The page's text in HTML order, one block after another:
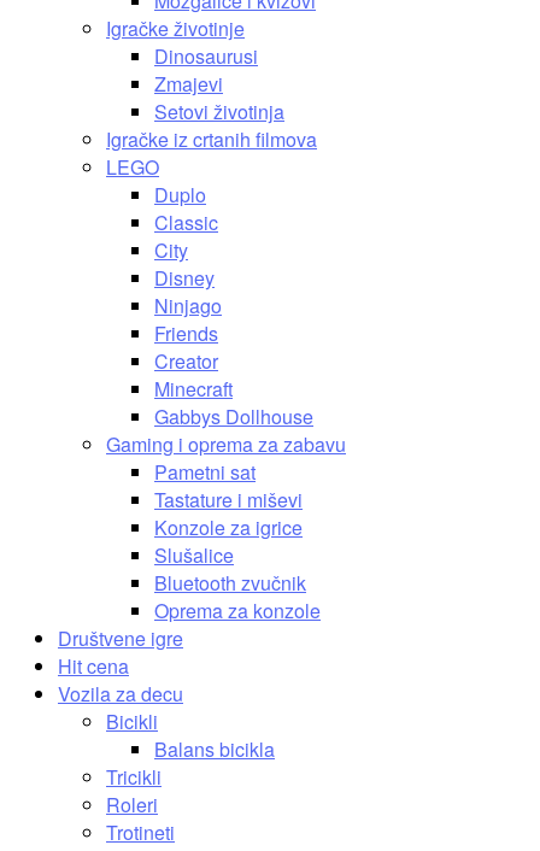
Igračke životinje
Dinosaurusi
Zmajevi
Setovi životinja
Igračke iz crtanih filmova
LEGO
Duplo
Classic
City
Disney
Ninjago
Friends
Creator
Minecraft
Gabbys Dollhouse
Gaming i oprema za zabavu
Pametni sat
Tastature i miševi
Konzole za igrice
Slušalice
Bluetooth zvučnik
Oprema za konzole
Društvene igre
Hit cena
Vozila za decu
Bicikli
Balans bicikla
Tricikli
Roleri
Trotineti